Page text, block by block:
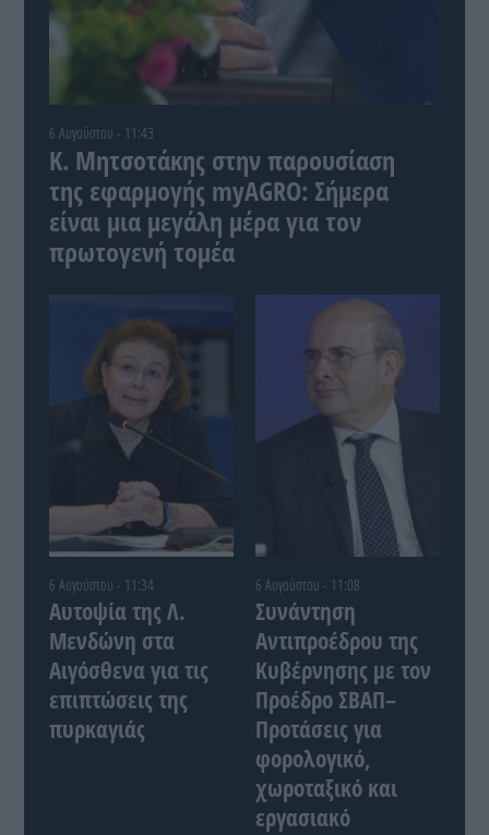
6 Αυγούστου - 11:43
Κ. Μητσοτάκης στην παρουσίαση
της εφαρμογής myAGRO: Σήμερα
είναι μια μεγάλη μέρα για τον
πρωτογενή τομέα
6 Αυγούστου - 11:34
Αυτοψία της Λ.
Μενδώνη στα
Αιγόσθενα για τις
επιπτώσεις της
πυρκαγιάς
6 Αυγούστου - 11:08
Συνάντηση
Αντιπροέδρου της
Κυβέρνησης με τον
Προέδρο ΣΒΑΠ–
Προτάσεις για
φορολογικό,
χωροταξικό και
εργασιακό